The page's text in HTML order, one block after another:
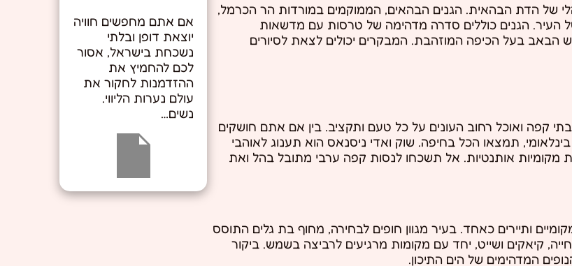
של הדת הבהאית. הגנים הבהאים, הממוקמים במורדות הר הכרמל,
העיר. הגנים כוללים סדרה מדהימה של טרסות עם מדשאות
הבאב בעל הכיפה המוזהבת. המבקרים יכולים לצאת לסיורים
קפה ואוכל רחוב העונים על כל טעם ותקציב. בין אם אתם חושקים
תמצאו הכל בחיפה. שוק ואדי ניסנאס הוא תענוג לאוהבי
מקומיות אותנטיות. אל תשכחו לנסות קפה ערבי מתובל בהל ואת
ותיירים כאחד. בעיר מגוון חופים לבחירה, מחוף בת גלים התוסס
קיאקים ושייט, יחד עם מקומות מרגיעים לרביצה בשמש. ביקור
המדהימים של הים התיכון.
אם אתם מחפשים חוויה
יוצאת דופן ובלתי
נשכחת בישראל, אסור
לכם להחמיץ את
ההזדמנות לחקור את
עולם נערות הליווי.
נשים…